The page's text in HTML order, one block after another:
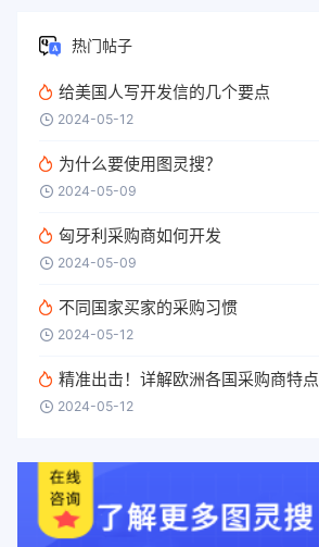
热门帖子
给美国人写开发信的几个要点
2024-05-12
为什么要使用图灵搜？
2024-05-09
匈牙利采购商如何开发
2024-05-09
不同国家买家的采购习惯
2024-05-12
精准出击！详解欧洲各国采购商特点
2024-05-12